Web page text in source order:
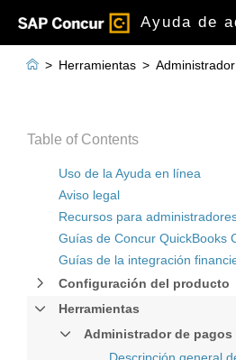
Ayuda de
Table of Contents
Uso de la Ayuda en línea
Aviso legal
Recursos para
Guías de Concur QuickBooks
Guías de la integración
Configuración del producto
Herramientas
Administrador de pagos
 > Herramientas >